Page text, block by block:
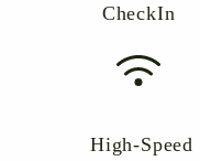
CheckIn
High-Speed